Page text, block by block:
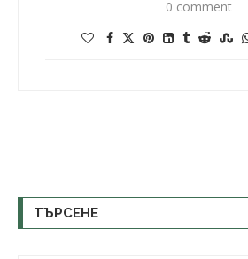
0 comment
ТЪРСЕНЕ